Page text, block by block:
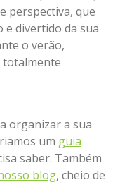
perspectiva, que
e divertido da sua
o verão,
totalmente
organizar a sua
um guia
saber. Também
blog, cheio de